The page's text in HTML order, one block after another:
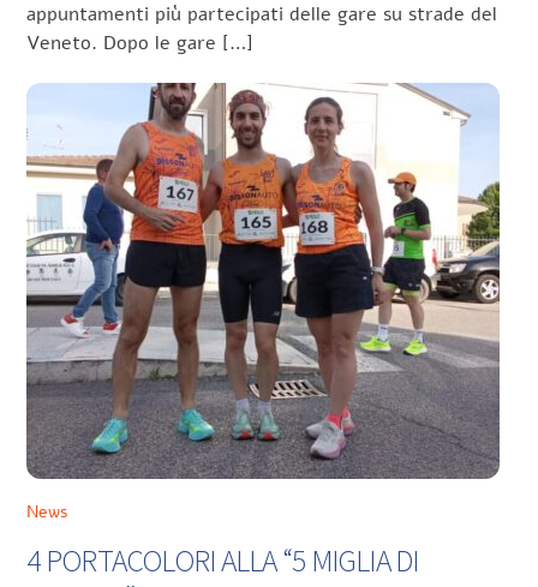
appuntamenti più partecipati delle gare su strade del
Veneto. Dopo le gare […]
News
4 PORTACOLORI ALLA “5 MIGLIA DI